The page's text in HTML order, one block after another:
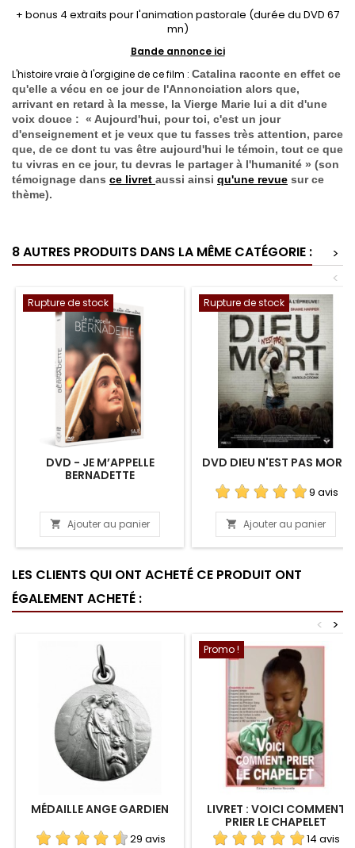
+ bonus 4 extraits pour l'animation pastorale (durée du DVD 67
mn)
Bande annonce ici
L'histoire vraie à l'orgigine de ce film : Catalina raconte en effet ce
qu'elle a vécu en ce jour de l'Annonciation alors que,
arrivant en retard à la messe, la Vierge Marie lui a dit d'une
voix douce : « Aujourd'hui, pour toi, c'est un jour
d'enseignement et je veux que tu fasses très attention, parce
que, de ce dont tu vas être aujourd'hui le témoin, tout ce que
tu vivras en ce jour, tu devras le partager à l'humanité » (son
témoignage dans ce livret aussi ainsi qu'une revue sur ce
thème).
8 AUTRES PRODUITS DANS LA MÊME CATÉGORIE :
>
<
Rupture de stock
DVD - JE M’APPELLE
BERNADETTE
 Ajouter au panier
Rupture de stock
DVD DIEU N'EST PAS MORT
9 avis
 Ajouter au panier
LES CLIENTS QUI ONT ACHETÉ CE PRODUIT ONT
ÉGALEMENT ACHETÉ :
>
<
MÉDAILLE ANGE GARDIEN
29 avis
Promo !
LIVRET : VOICI COMMENT
PRIER LE CHAPELET
14 avis